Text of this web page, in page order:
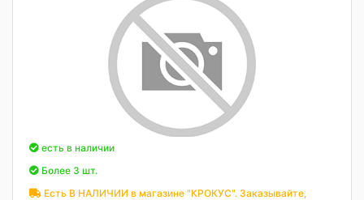
есть в наличии
Более 3 шт.
Есть В НАЛИЧИИ в магазине "КРОКУС". Заказывайте,